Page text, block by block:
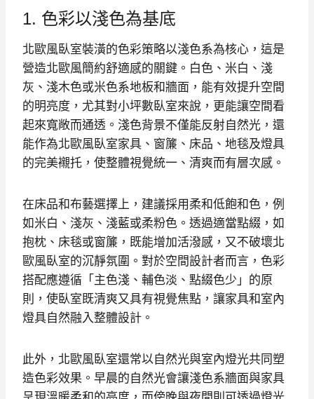
1. 色彩以淺色為基底
北歐風臥室裝潢的色彩策略以淺色系為核心，這是
營造北歐風簡約舒適感的關鍵。白色、米白、淺
灰、淺木色或米色系地板和牆面，能有效提升空間
的明亮度，尤其對小坪數臥室來說，更能讓空間看
起來寬敞而通透。淺色背景不僅能反射自然光，還
能作為北歐風臥室家具、窗簾、床品、地毯及燈具
的完美襯托，使整體視覺統一、清爽而有層次感。
在床品和布藝選擇上，建議採用柔和低飽和色，例
如米白、淺灰、淺藍或柔粉色。透過適當點綴，如
抱枕、床毯或窗簾，既能增加活潑感，又不破壞北
歐風臥室的沉靜氛圍。對於空間設計者而言，色彩
搭配應遵循「主色淺、輔色淡、點綴色少」的原
則，使臥室既清爽又具有視覺焦點，讓家具和室內
燈具自然融入整體設計。
此外，北歐風臥室還常以自然光與室內燈光共同塑
造色彩效果。早晨的自然光會讓淺色系牆面與家具